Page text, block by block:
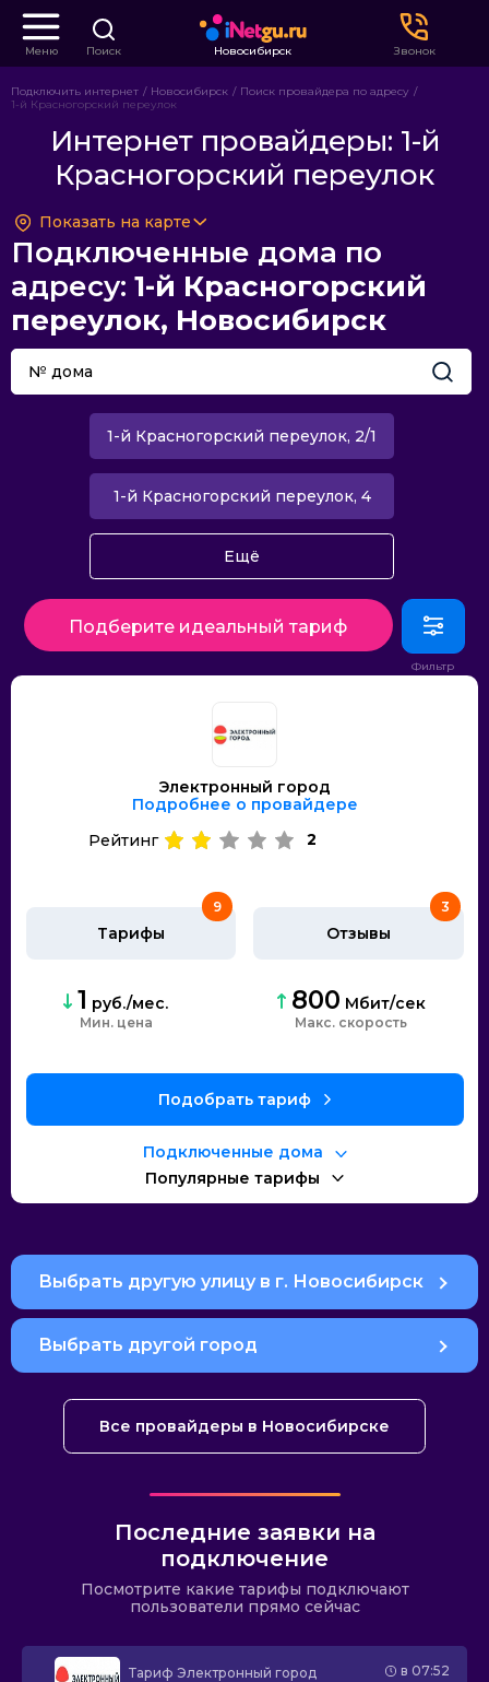
Меню Поиск Новосибирск Звонок
Подключить интернет Новосибирск
Поиск провайдера по адресу
1-й Красногорский переулок
Интернет провайдеры: 1-й
Красногорский переулок
Показать на карте
Подключенные дома по
адресу: 1-й Красногорский
переулок, Новосибирск
1-й Красногорский переулок, 2/1
1-й Красногорский переулок, 4
Ещё
Подберите идеальный тариф
Электронный город
Подробнее о провайдере
Рейтинг
2
Тарифы
9
Отзывы
3
1 руб./мес.
Мин. цена
800 Мбит/сек
Макс. скорость
Подобрать тариф
Подключенные дома
Популярные тарифы
Выбрать другую улицу в г. Новосибирск
Выбрать другой город
Все провайдеры в Новосибирске
Последние заявки на
подключение
Посмотрите какие тарифы подключают
пользователи прямо сейчас
в 07:52
Тариф Электронный город